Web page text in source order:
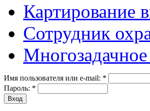
Картирование
Сотрудник
Имя пользователя или e-mail: *
Пароль: *